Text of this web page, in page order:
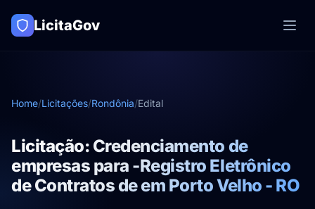
LicitaGov
Home/Licitações/Rondônia/Edital
Licitação: Credenciamento de
empresas para -Registro Eletrônico
de Contratos de em Porto Velho - RO